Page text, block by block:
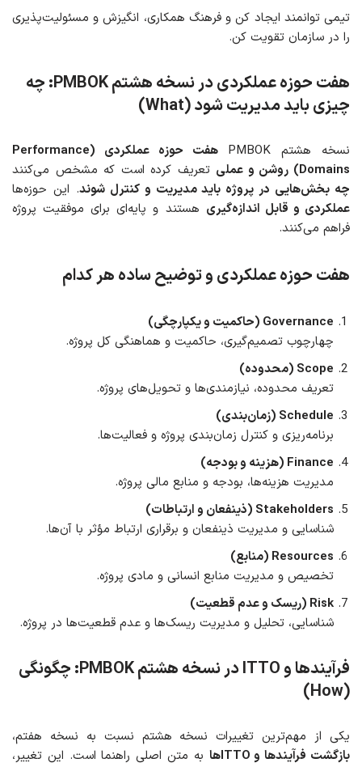
تیمی توانمند ایجاد کن و فرهنگ همکاری، انگیزش و مسئولیت‌پذیری
را در سازمان تقویت کن.
هفت حوزه عملکردی در نسخه هشتم PMBOK: چه
چیزی باید مدیریت شود (What)
نسخه هشتم PMBOK
هفت حوزه عملکردی (Performance
Domains) روشن و عملی
تعریف کرده است که مشخص می‌کنند
چه بخش‌هایی در پروژه باید مدیریت و کنترل شوند. این حوزه‌ها
عملکردی و قابل اندازه‌گیری هستند و پایه‌ای برای موفقیت پروژه
فراهم می‌کنند.
هفت حوزه عملکردی و توضیح ساده هر کدام
Governance (حاکمیت و یکپارچگی)
چهارچوب تصمیم‌گیری، حاکمیت و هماهنگی کل پروژه.
Scope (محدوده)
تعریف محدوده، نیازمندی‌ها و تحویل‌های پروژه.
Schedule (زمان‌بندی)
برنامه‌ریزی و کنترل زمان‌بندی پروژه و فعالیت‌ها.
Finance (هزینه و بودجه)
مدیریت هزینه‌ها، بودجه و منابع مالی پروژه.
Stakeholders (ذینفعان و ارتباطات)
شناسایی و مدیریت ذینفعان و برقراری ارتباط مؤثر با آن‌ها.
Resources (منابع)
تخصیص و مدیریت منابع انسانی و مادی پروژه.
Risk (ریسک و عدم قطعیت)
شناسایی، تحلیل و مدیریت ریسک‌ها و عدم قطعیت‌ها در پروژه.
فرآیندها و ITTO در نسخه هشتم PMBOK : چگونگی
(How)
یکی از مهم‌ترین تغییرات نسخه هشتم نسبت به نسخه هفتم،
بازگشت فرآیندها و ITTOها
به متن اصلی راهنما است. این تغییر،